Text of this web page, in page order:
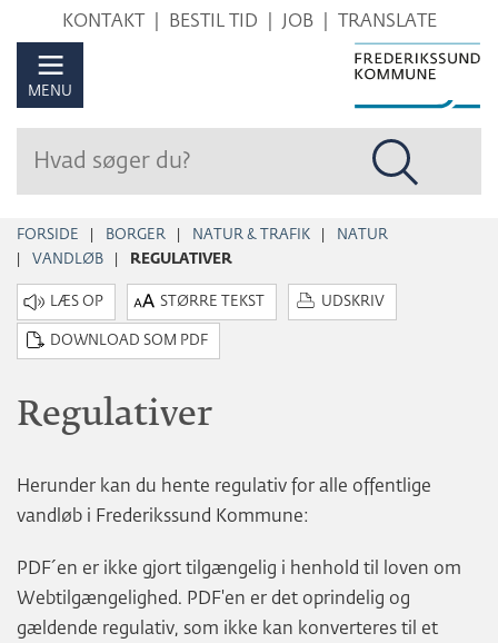
Hop
KONTAKT BESTIL TID JOB TRANSLATE
MENU
FORSIDE BORGER NATUR & TRAFIK
NATUR
VANDLØB
REGULATIVER
STØRRE TEKST UDSKRIV
DOWNLOAD SOM PDF
Regulativer
Herunder kan du hente regulativ for alle offentlige
vandløb i Frederikssund Kommune:
PDF´en er ikke gjort tilgængelig i henhold til loven om
Webtilgængelighed. PDF'en er det oprindelig og
gældende regulativ, som ikke kan konverteres til et